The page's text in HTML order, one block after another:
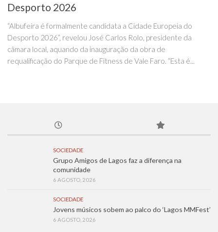
Desporto 2026
“Albufeira é formalmente candidata a Cidade Europeia do
Desporto 2026”, revelou José Carlos Rolo, presidente da
câmara local, aquando da inauguração da obra de
requalificação do Parque de Fitness de Vale Faro. “Esta é...
SOCIEDADE
Grupo Amigos de Lagos faz a diferença na
comunidade
6 AGOSTO, 2026
SOCIEDADE
Jovens músicos sobem ao palco do ‘Lagos MMFest’
6 AGOSTO, 2026